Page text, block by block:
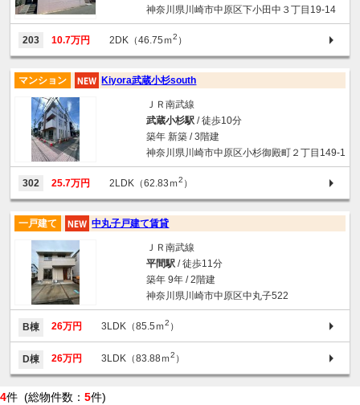
神奈川県川崎市中原区下小田中３丁目19-14
203 10.7万円 2DK（46.75ｍ2 ）
マンション Kiyora武蔵小杉south
ＪＲ南武線
武蔵小杉駅/ 徒歩10分
築年 新築 / 3階建
神奈川県川崎市中原区小杉御殿町２丁目149-1
302 25.7万円 2LDK（62.83ｍ2 ）
一戸建て 中丸子戸建て賃貸
ＪＲ南武線
平間駅/ 徒歩11分
築年 9年 / 2階建
神奈川県川崎市中原区中丸子522
B棟 26万円 3LDK（85.5ｍ2 ）
D棟 26万円 3LDK（83.88ｍ2 ）
4件 (総物件数： 5件)